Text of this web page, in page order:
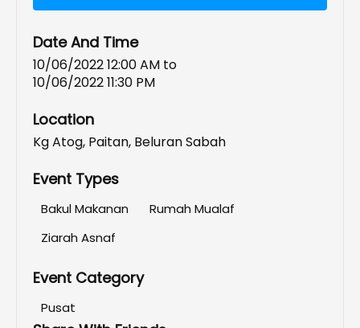
Date And Time
10/06/2022 12:00 AM to
10/06/2022 11:30 PM
Location
Kg Atog, Paitan, Beluran Sabah
Event Types
Bakul Makanan
Rumah Mualaf
Ziarah Asnaf
Event Category
Pusat